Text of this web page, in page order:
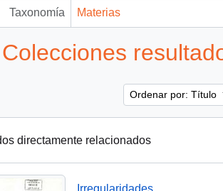
Taxonomía Materias
Ordenar por: Título
directamente relacionados
Irregularidades